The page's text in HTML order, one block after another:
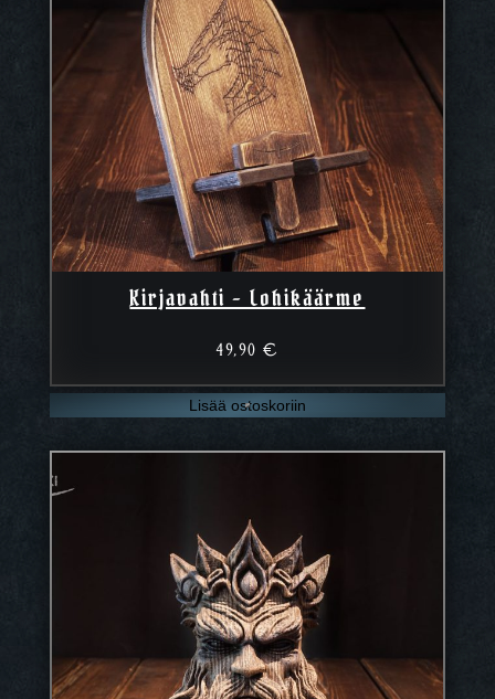
Kirjavahti – Lohikäärme
49,90€
Lisää ostoskoriin